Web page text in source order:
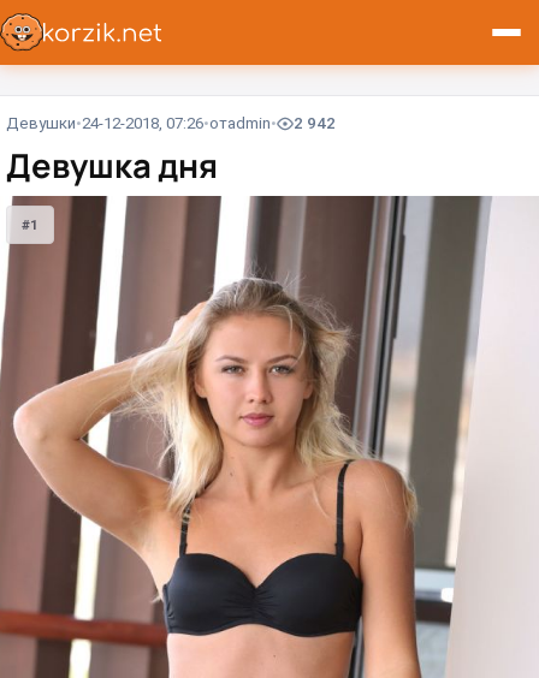
Девушки 24-12-2018, 07:26 отadmin 2 942
Девушка дня
#1
#1